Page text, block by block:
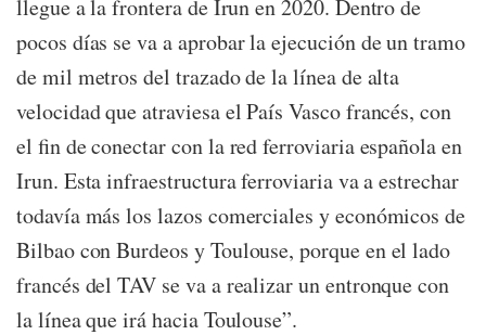
llegue a la frontera de Irun en 2020. Dentro de
pocos días se va a aprobar la ejecución de un tramo
de mil metros del trazado de la línea de alta
velocidad que atraviesa el País Vasco francés, con
el fin de conectar con la red ferroviaria española en
Irun. Esta infraestructura ferroviaria va a estrechar
todavía más los lazos comerciales y económicos de
Bilbao con Burdeos y Toulouse, porque en el lado
francés del TAV se va a realizar un entronque con
la línea que irá hacia Toulouse”.